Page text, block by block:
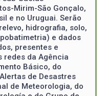
Mirim-São Gonçalo,
e no Uruguai. Serão
hidrografia, solo,
e dados
presentes e
redes da Agência
Básico, do
de Desastres
de Meteorologia, do